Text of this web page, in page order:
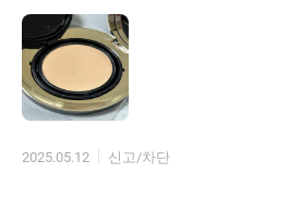
제 피부톤에 색도 잘 맞아서 만족스러워
아지는 것 없이 잘 어우러지네요.
또, 지속력도 웬만한 파운데이션만큼 이
2025.05.12 신고/차단